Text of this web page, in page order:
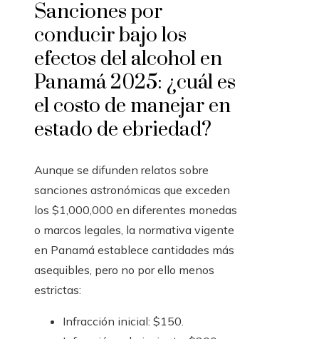
Sanciones por
conducir bajo los
efectos del alcohol en
Panamá 2025: ¿cuál es
el costo de manejar en
estado de ebriedad?
Aunque se difunden relatos sobre
sanciones astronómicas que exceden
los $1,000,000 en diferentes monedas
o marcos legales, la normativa vigente
en Panamá establece cantidades más
asequibles, pero no por ello menos
estrictas:
Infracción inicial: $150.